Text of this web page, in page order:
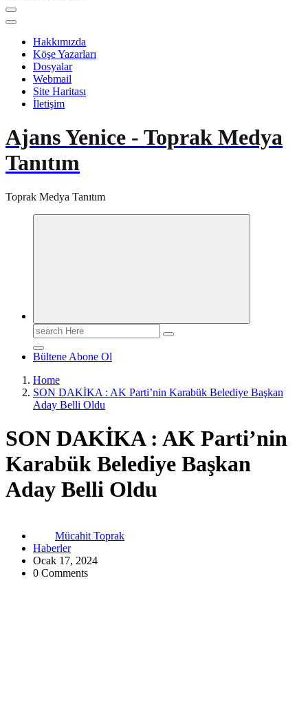
Hakkımızda
Köşe Yazarları
Dosyalar
Webmail
Site Haritası
İletişim
Ajans Yenice - Toprak Medya
Tanıtım
Toprak Medya Tanıtım
Search
for:
Bültene Abone Ol
Home
SON DAKİKA : AK Parti’nin Karabük Belediye Başkan
Aday Belli Oldu
SON DAKİKA : AK Parti’nin
Karabük Belediye Başkan
Aday Belli Oldu
Mücahit Toprak
Haberler
Ocak 17, 2024
0 Comments